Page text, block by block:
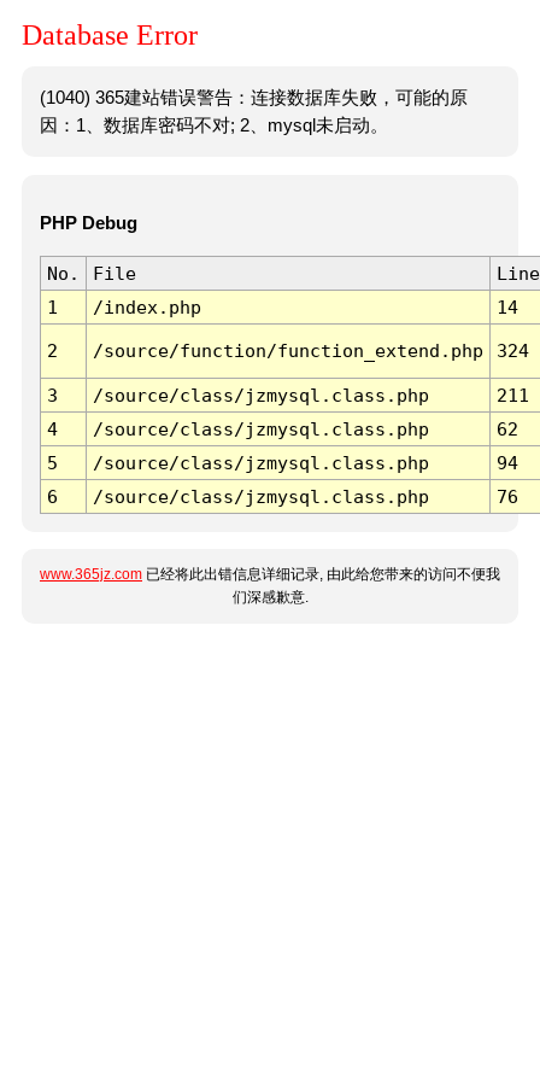
Database Error
(1040) 365建站错误警告：连接数据库失败，可能的原
因：1、数据库密码不对; 2、mysql未启动。
PHP Debug
No. File
Line
1
/index.php 14
2 /source/function/function_extend.php 324
3 /source/class/jzmysql.class.php
211
4
/source/class/jzmysql.class.php
62
5
/source/class/jzmysql.class.php
94
6
/source/class/jzmysql.class.php 76
www.365jz.com 已经将此出错信息详细记录, 由此给您带来的访问不便我
们深感歉意.